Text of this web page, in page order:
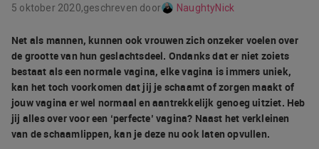
5 oktober 2020,geschreven door NaughtyNick
Net als mannen, kunnen ook vrouwen zich onzeker voelen over
de grootte van hun geslachtsdeel. Ondanks dat er niet zoiets
bestaat als een normale vagina, elke vagina is immers uniek,
kan het toch voorkomen dat jij je schaamt of zorgen maakt of
jouw vagina er wel normaal en aantrekkelijk genoeg uitziet. Heb
jij alles over voor een ‘perfecte’ vagina? Naast het verkleinen
van de schaamlippen, kan je deze nu ook laten opvullen.